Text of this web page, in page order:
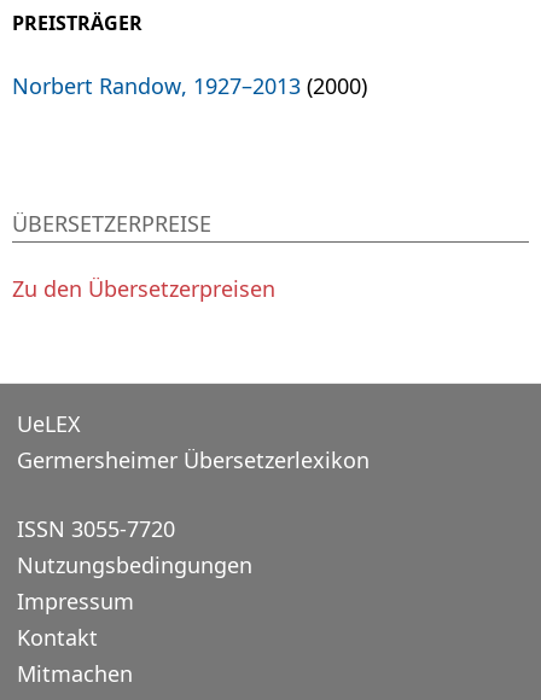
PREISTRÄGER
Norbert Randow, 1927–2013 (2000)
ÜBERSETZERPREISE
Zu den Übersetzerpreisen
UeLEX
Germersheimer Übersetzerlexikon
ISSN 3055-7720
Nutzungsbedingungen
Impressum
Kontakt
Mitmachen